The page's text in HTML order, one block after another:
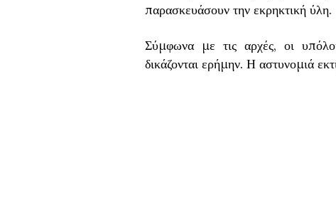
παρασκευάσουν την εκρηκτική ύλη.
Σύμφωνα με τις αρχές, οι
δικάζονται ερήμην. Η αστυνομιά